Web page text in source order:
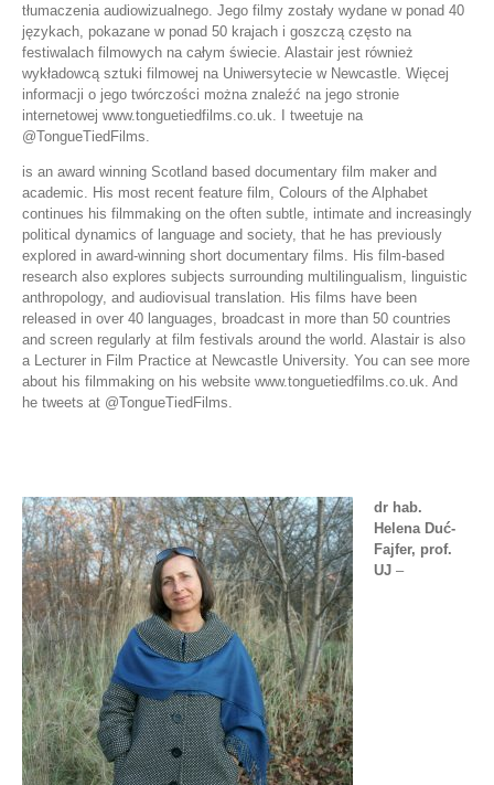
tłumaczenia audiowizualnego. Jego filmy zostały wydane w ponad 40
językach, pokazane w ponad 50 krajach i goszczą często na
festiwalach filmowych na całym świecie. Alastair jest również
wykładowcą sztuki filmowej na Uniwersytecie w Newcastle. Więcej
informacji o jego twórczości można znaleźć na jego stronie
internetowej www.tonguetiedfilms.co.uk. I tweetuje na
@TongueTiedFilms.
is an award winning Scotland based documentary film maker and
academic. His most recent feature film, Colours of the Alphabet
continues his filmmaking on the often subtle, intimate and increasingly
political dynamics of language and society, that he has previously
explored in award-winning short documentary films. His film-based
research also explores subjects surrounding multilingualism, linguistic
anthropology, and audiovisual translation. His films have been
released in over 40 languages, broadcast in more than 50 countries
and screen regularly at film festivals around the world. Alastair is also
a Lecturer in Film Practice at Newcastle University. You can see more
about his filmmaking on his website www.tonguetiedfilms.co.uk. And
he tweets at @TongueTiedFilms.
dr hab.
Helena Duć-
Fajfer, prof.
UJ –